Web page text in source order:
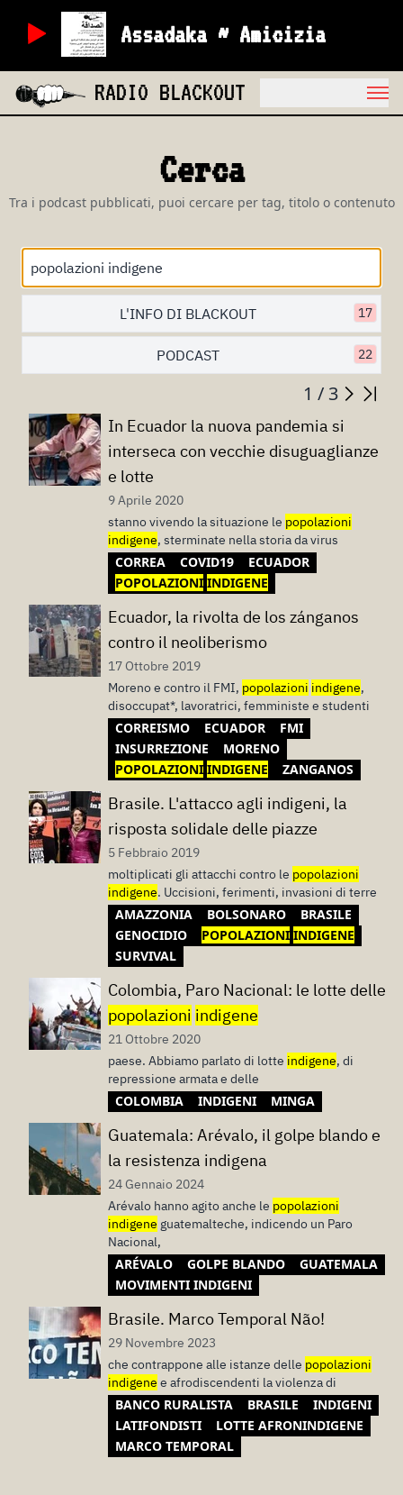
Assadaka ~ Amicizia
RADIO BLACKOUT
Cerca
Tra i podcast pubblicati, puoi cercare per tag, titolo o contenuto
L'INFO DI BLACKOUT 17
PODCAST 22
1 / 3
In Ecuador la nuova pandemia si
interseca con vecchie disuguaglianze
e lotte
9 Aprile 2020
stanno vivendo la situazione le popolazioni
indigene, sterminate nella storia da virus
CORREA COVID19
ECUADOR
POPOLAZIONI INDIGENE
Ecuador, la rivolta de los zánganos
contro il neoliberismo
17 Ottobre 2019
Moreno e contro il FMI, popolazioni indigene,
disoccupat*, lavoratrici, femministe e studenti
CORREISMO ECUADOR
FMI
INSURREZIONE
MORENO
POPOLAZIONI INDIGENE ZANGANOS
Brasile. L'attacco agli indigeni, la
risposta solidale delle piazze
5 Febbraio 2019
moltiplicati gli attacchi contro le popolazioni
indigene. Uccisioni, ferimenti, invasioni di terre
AMAZZONIA BOLSONARO
BRASILE
GENOCIDIO
POPOLAZIONI INDIGENE
SURVIVAL
Colombia, Paro Nacional: le lotte delle
popolazioni indigene
21 Ottobre 2020
paese. Abbiamo parlato di lotte indigene, di
repressione armata e delle
COLOMBIA INDIGENI MINGA
Guatemala: Arévalo, il golpe blando e
la resistenza indigena
24 Gennaio 2024
Arévalo hanno agito anche le popolazioni
indigene guatemalteche, indicendo un Paro
Nacional,
ARÉVALO GOLPE BLANDO
GUATEMALA
MOVIMENTI INDIGENI
Brasile. Marco Temporal Não!
29 Novembre 2023
che contrappone alle istanze delle popolazioni
indigene e afrodiscendenti la violenza di
BANCO RURALISTA BRASILE
INDIGENI
LATIFONDISTI
LOTTE AFRONINDIGENE
MARCO TEMPORAL